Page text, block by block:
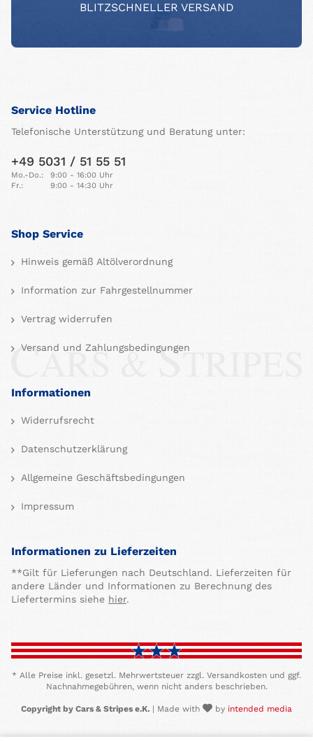
BLITZSCHNELLER VERSAND
Service Hotline
Telefonische Unterstützung und Beratung unter:
+49 5031 / 51 55 51
Mo.-Do.:
9:00 - 16:00 Uhr
Fr.:
9:00 - 14:30 Uhr
Shop Service
Hinweis gemäß Altölverordnung
Information zur Fahrgestellnummer
Vertrag widerrufen
Versand und Zahlungsbedingungen
Informationen
Widerrufsrecht
Datenschutzerklärung
Allgemeine Geschäftsbedingungen
Impressum
Informationen zu Lieferzeiten
**Gilt für Lieferungen nach Deutschland. Lieferzeiten für
andere Länder und Informationen zu Berechnung des
Liefertermins siehe hier.
* Alle Preise inkl. gesetzl. Mehrwertsteuer zzgl. Versandkosten und ggf.
Nachnahmegebühren, wenn nicht anders beschrieben.
Copyright by Cars & Stripes e.K. | Made with by intended media